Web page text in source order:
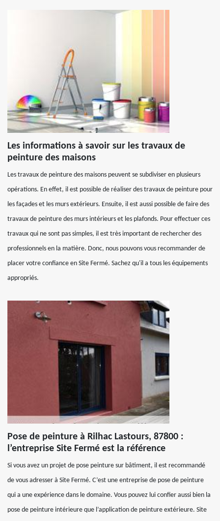
Les informations à savoir sur les travaux de
peinture des maisons
Les travaux de peinture des maisons peuvent se subdiviser en plusieurs
opérations. En effet, il est possible de réaliser des travaux de peinture pour
les façades et les murs extérieurs. Ensuite, il est aussi possible de faire des
travaux de peinture des murs intérieurs et les plafonds. Pour effectuer ces
travaux qui ne sont pas simples, il est très important de rechercher des
professionnels en la matière. Donc, nous pouvons vous recommander de
placer votre confiance en Site Fermé. Sachez qu'il a tous les équipements
appropriés.
Pose de peinture à Rilhac Lastours, 87800 :
l’entreprise Site Fermé est la référence
Si vous avez un projet de pose peinture sur bâtiment, il est recommandé
de vous adresser à Site Fermé. C’est une entreprise de pose de peinture
qui a une expérience dans le domaine. Vous pouvez lui confier aussi bien la
pose de peinture intérieure que l’application de peinture extérieure. Site